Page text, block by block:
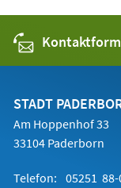
STADT
Am Hoppenhof 33
33104 Paderborn
Telefon: 05251 88-